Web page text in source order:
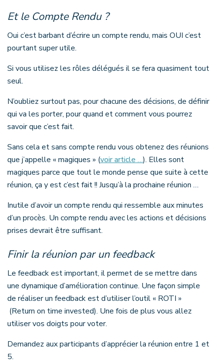
Et le Compte Rendu ?
Oui c’est barbant d’écrire un compte rendu, mais OUI c’est
pourtant super utile.
Si vous utilisez les rôles délégués il se fera quasiment tout
seul.
N’oubliez surtout pas, pour chacune des décisions, de définir
qui va les porter, pour quand et comment vous pourrez
savoir que c’est fait.
Sans cela et sans compte rendu vous obtenez des réunions
que j’appelle « magiques » (voir article …). Elles sont
magiques parce que tout le monde pense que suite à cette
réunion, ça y est c’est fait !! Jusqu’à la prochaine réunion …
Inutile d’avoir un compte rendu qui ressemble aux minutes
d’un procès. Un compte rendu avec les actions et décisions
prises devrait être suffisant.
Finir la réunion par un feedback
Le feedback est important, il permet de se mettre dans
une dynamique d’amélioration continue. Une façon simple
de réaliser un feedback est d’utiliser l’outil « ROTI »
(Return on time invested). Une fois de plus vous allez
utiliser vos doigts pour voter.
Demandez aux participants d’apprécier la réunion entre 1 et
5.